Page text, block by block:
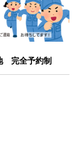
完全予約制